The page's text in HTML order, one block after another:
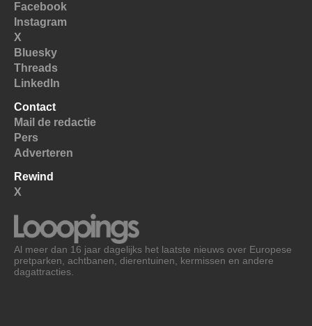
Facebook
Instagram
X
Bluesky
Threads
LinkedIn
Contact
Mail de redactie
Pers
Adverteren
Rewind
X
Al meer dan 16 jaar dagelijks het laatste nieuws over Europese
pretparken, achtbanen, dierentuinen, kermissen en andere
dagattracties.